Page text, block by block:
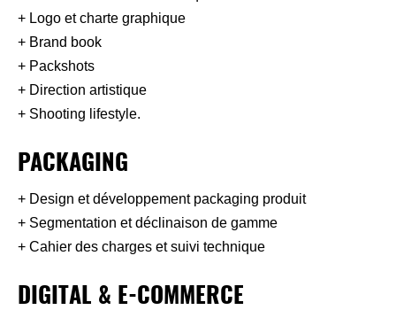
+ Logo et charte graphique
+ Brand book
+ Packshots
+ Direction artistique
+ Shooting lifestyle.
PACKAGING
+ Design et développement packaging produit
+ Segmentation et déclinaison de gamme
+ Cahier des charges et suivi technique
DIGITAL & E-COMMERCE